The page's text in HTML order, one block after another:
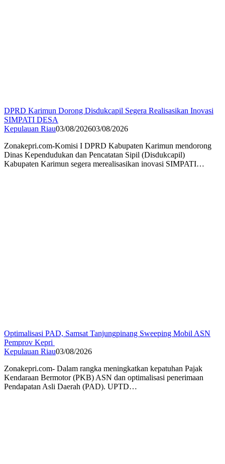
DPRD Karimun Dorong Disdukcapil Segera Realisasikan Inovasi
SIMPATI DESA
Kepulauan Riau03/08/202603/08/2026
Zonakepri.com-Komisi I DPRD Kabupaten Karimun mendorong
Dinas Kependudukan dan Pencatatan Sipil (Disdukcapil)
Kabupaten Karimun segera merealisasikan inovasi SIMPATI…
Optimalisasi PAD, Samsat Tanjungpinang Sweeping Mobil ASN
Pemprov Kepri
Kepulauan Riau03/08/2026
Zonakepri.com- Dalam rangka meningkatkan kepatuhan Pajak
Kendaraan Bermotor (PKB) ASN dan optimalisasi penerimaan
Pendapatan Asli Daerah (PAD). UPTD…